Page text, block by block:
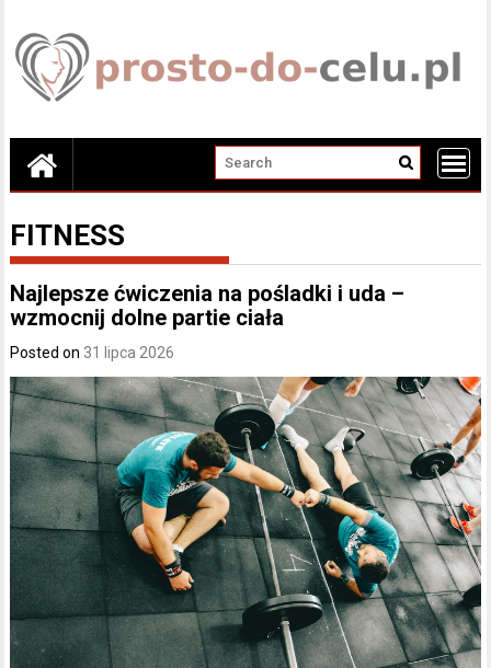
content
FITNESS
Najlepsze ćwiczenia na pośladki i uda –
wzmocnij dolne partie ciała
Posted on 31 lipca 2026